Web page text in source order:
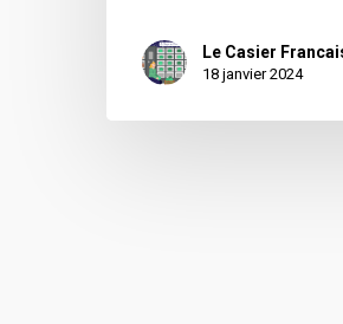
Le Casier
18 janvier 2024